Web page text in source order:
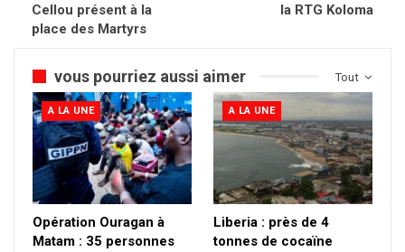
Cellou présent à la
place des Martyrs
la RTG Koloma
Tout
vous pourriez aussi aimer
A LA UNE
Opération Ouragan à
Matam : 35 personnes
A LA UNE
Liberia : près de 4
tonnes de cocaïne